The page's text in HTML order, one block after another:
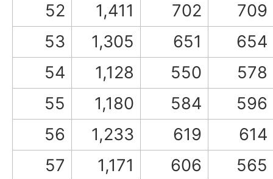
52
1,411 702
709
53
1,305 651
654
54
1,128 550
578
55
1,180 584
596
56
1,233 619
614
57
1,171 606
565